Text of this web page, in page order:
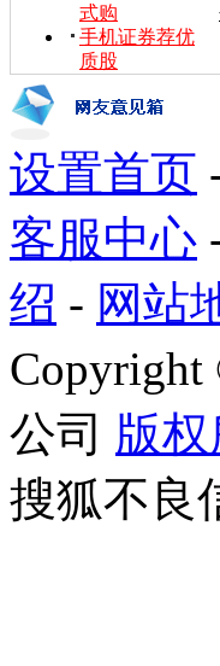
式购
手机证券荐优
质股
设置首页
客服中心
绍 - 网站
Copyright
公司 版
搜狐不良